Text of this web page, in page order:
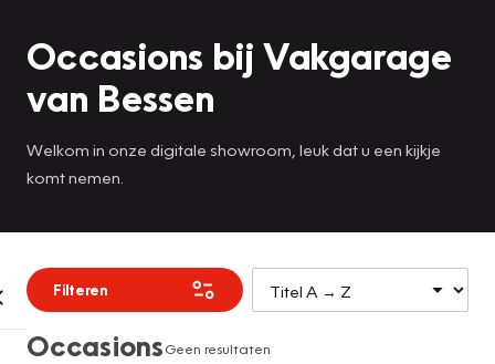
Occasions bij Vakgarage
van Bessen
Welkom in onze digitale showroom, leuk dat u een kijkje
komt nemen.
Filteren
OccasionsGeen resultaten